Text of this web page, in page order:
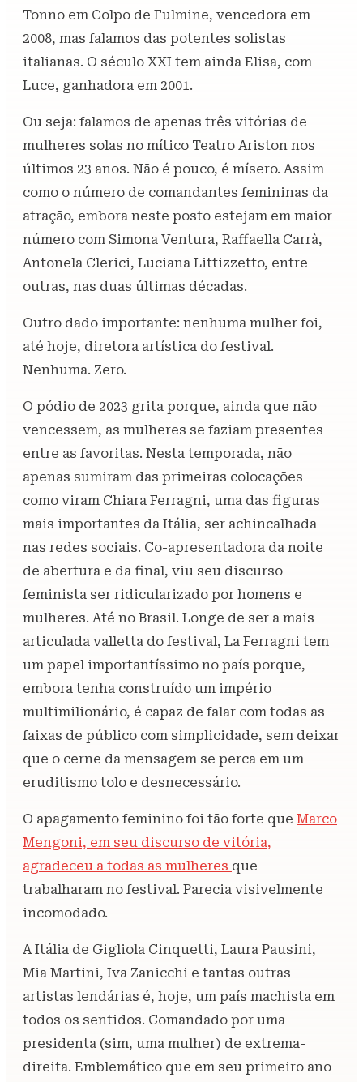
Tonno em Colpo de Fulmine, vencedora em
2008, mas falamos das potentes solistas
italianas. O século XXI tem ainda Elisa, com
Luce, ganhadora em 2001.
Ou seja: falamos de apenas três vitórias de
mulheres solas no mítico Teatro Ariston nos
últimos 23 anos. Não é pouco, é mísero. Assim
como o número de comandantes femininas da
atração, embora neste posto estejam em maior
número com Simona Ventura, Raffaella Carrà,
Antonela Clerici, Luciana Littizzetto, entre
outras, nas duas últimas décadas.
Outro dado importante: nenhuma mulher foi,
até hoje, diretora artística do festival.
Nenhuma. Zero.
O pódio de 2023 grita porque, ainda que não
vencessem, as mulheres se faziam presentes
entre as favoritas. Nesta temporada, não
apenas sumiram das primeiras colocações
como viram Chiara Ferragni, uma das figuras
mais importantes da Itália, ser achincalhada
nas redes sociais. Co-apresentadora da noite
de abertura e da final, viu seu discurso
feminista ser ridicularizado por homens e
mulheres. Até no Brasil. Longe de ser a mais
articulada valletta do festival, La Ferragni tem
um papel importantíssimo no país porque,
embora tenha construído um império
multimilionário, é capaz de falar com todas as
faixas de público com simplicidade, sem deixar
que o cerne da mensagem se perca em um
eruditismo tolo e desnecessário.
O apagamento feminino foi tão forte que Marco
Mengoni, em seu discurso de vitória,
agradeceu a todas as mulheres que
trabalharam no festival. Parecia visivelmente
incomodado.
A Itália de Gigliola Cinquetti, Laura Pausini,
Mia Martini, Iva Zanicchi e tantas outras
artistas lendárias é, hoje, um país machista em
todos os sentidos. Comandado por uma
presidenta (sim, uma mulher) de extrema-
direita. Emblemático que em seu primeiro ano